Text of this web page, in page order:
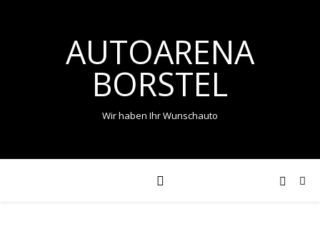
AUTOARENA
BORSTEL
Wir haben Ihr Wunschauto